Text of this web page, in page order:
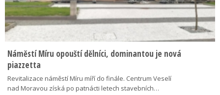
Náměstí Míru opouští dělníci, dominantou je nová
piazzetta
Revitalizace náměstí Míru míří do finále. Centrum Veselí
nad Moravou získá po patnácti letech stavebních…